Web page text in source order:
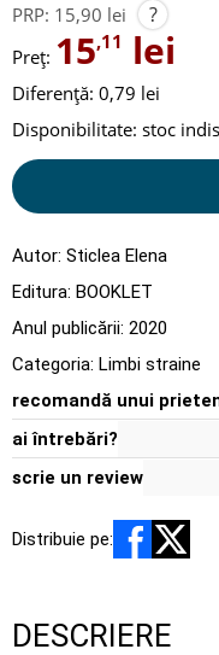
PRP: 15,90 lei ?
Preț: 15,11 lei
Diferență: 0,79 lei
Disponibilitate: stoc
Autor: Sticlea Elena
Editura: BOOKLET
Anul publicării: 2020
Categoria: Limbi straine
recomandă unui
ai întrebări?
scrie un review
Distribuie pe:
DESCRIERE